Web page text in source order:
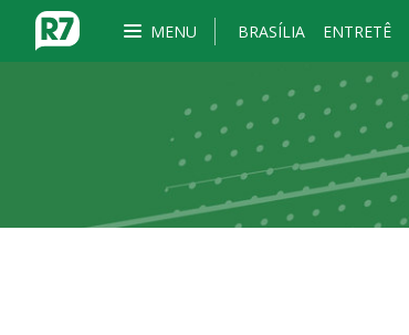
MENU BRASÍLIA ENTRETÊ